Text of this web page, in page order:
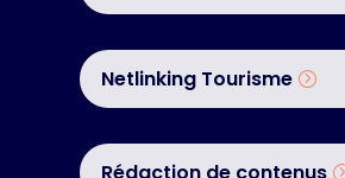
Netlinking Tourisme